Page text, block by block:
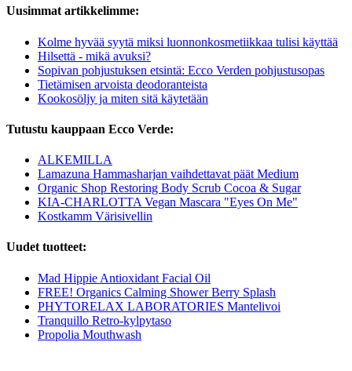
Uusimmat artikkelimme:
Kolme hyvää syytä miksi luonnonkosmetiikkaa tulisi käyttää
Hilsettä - mikä avuksi?
Sopivan pohjustuksen etsintä: Ecco Verden pohjustusopas
Tietämisen arvoista deodoranteista
Kookosöljy ja miten sitä käytetään
Tutustu kauppaan Ecco Verde:
ALKEMILLA
Lamazuna Hammasharjan vaihdettavat päät Medium
Organic Shop Restoring Body Scrub Cocoa & Sugar
KIA-CHARLOTTA Vegan Mascara "Eyes On Me"
Kostkamm Värisivellin
Uudet tuotteet:
Mad Hippie Antioxidant Facial Oil
FREE! Organics Calming Shower Berry Splash
PHYTORELAX LABORATORIES Mantelivoi
Tranquillo Retro-kylpytaso
Propolia Mouthwash